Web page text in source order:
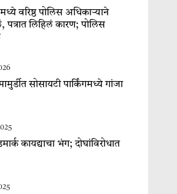
वरिष्ठ पोलिस अधिकाऱ्याने
लिहिलं कारण; पोलिस
सोसायटी पार्किंगमध्ये गांजा
कायद्याचा भंग; दोघांविरोधात